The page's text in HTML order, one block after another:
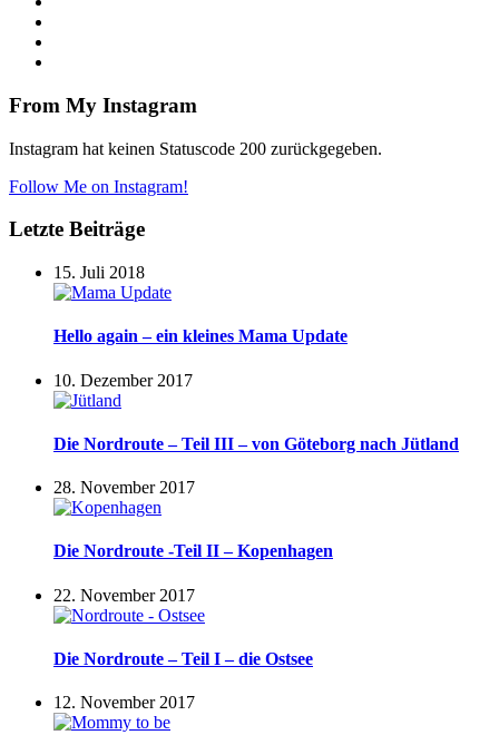
From My Instagram
Instagram hat keinen Statuscode 200 zurückgegeben.
Follow Me on Instagram!
Letzte Beiträge
15. Juli 2018
Hello again – ein kleines Mama Update
10. Dezember 2017
Die Nordroute – Teil III – von Göteborg nach Jütland
28. November 2017
Die Nordroute -Teil II – Kopenhagen
22. November 2017
Die Nordroute – Teil I – die Ostsee
12. November 2017